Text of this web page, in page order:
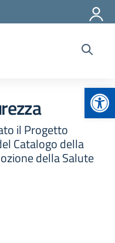
il Progetto
Catalogo della
della Salute